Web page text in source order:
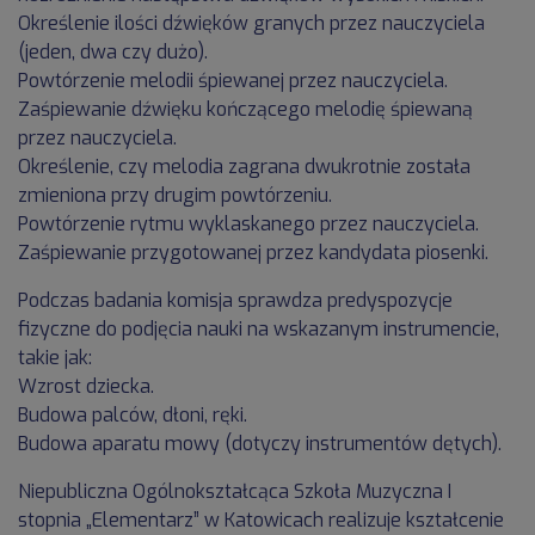
Określenie ilości dźwięków granych przez nauczyciela
(jeden, dwa czy dużo).
Powtórzenie melodii śpiewanej przez nauczyciela.
Zaśpiewanie dźwięku kończącego melodię śpiewaną
przez nauczyciela.
Określenie, czy melodia zagrana dwukrotnie została
zmieniona przy drugim powtórzeniu.
Powtórzenie rytmu wyklaskanego przez nauczyciela.
Zaśpiewanie przygotowanej przez kandydata piosenki.
Podczas badania komisja sprawdza predyspozycje
fizyczne do podjęcia nauki na wskazanym instrumencie,
takie jak:
Wzrost dziecka.
Budowa palców, dłoni, ręki.
Budowa aparatu mowy (dotyczy instrumentów dętych).
Niepubliczna Ogólnokształcąca Szkoła Muzyczna I
stopnia „Elementarz” w Katowicach realizuje kształcenie